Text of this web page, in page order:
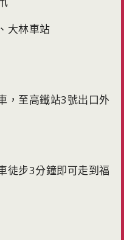
大林車站
，至高鐵站3號出口外
徒步3分鐘即可走到福